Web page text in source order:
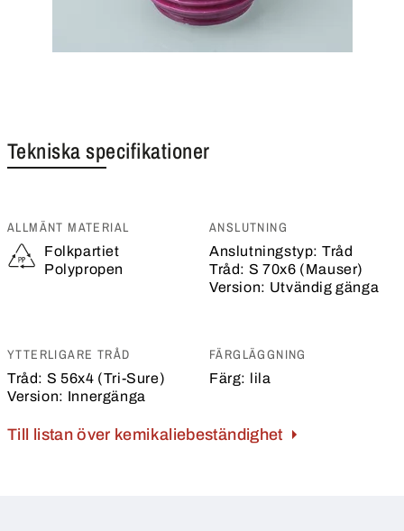
Tekniska specifikationer
ALLMÄNT MATERIAL
Folkpartiet
Polypropen
ANSLUTNING
Anslutningstyp: Tråd
Tråd: S 70x6 (Mauser)
Version: Utvändig gänga
YTTERLIGARE TRÅD
Tråd: S 56x4 (Tri-Sure)
Version: Innergänga
FÄRGLÄGGNING
Färg: lila
Till listan över kemikaliebeständighet